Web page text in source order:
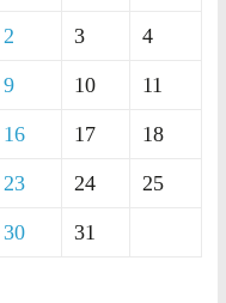
2 3 4
9 10 11
16 17 18
23 24 25
30 31